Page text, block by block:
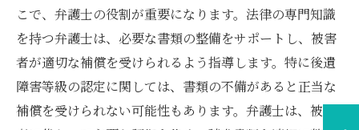
こで、弁護士の役割が重要になります。法律の専門知識
を持つ弁護士は、必要な書類の整備をサポートし、被害
者が適切な補償を受けられるよう指導します。特に後遺
障害等級の認定に関しては、書類の不備があると正当な
補償を受けられない可能性もあります。弁護士は、被害